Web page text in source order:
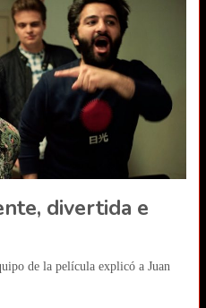
divertida e
de la película explicó a Juan